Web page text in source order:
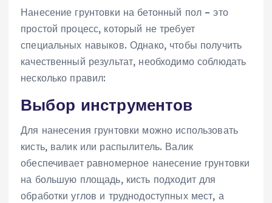
Нанесение грунтовки на бетонный пол – это
простой процесс, который не требует
специальных навыков. Однако, чтобы получить
качественный результат, необходимо соблюдать
несколько правил:
Выбор инструментов
Для нанесения грунтовки можно использовать
кисть, валик или распылитель. Валик
обеспечивает равномерное нанесение грунтовки
на большую площадь, кисть подходит для
обработки углов и труднодоступных мест, а